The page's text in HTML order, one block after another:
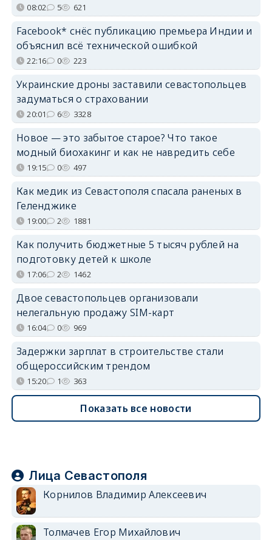
08:02 5 621
Facebook* снёс публикацию премьера Индии и
объяснил всё технической ошибкой
22:16 0 223
Украинские дроны заставили севастопольцев
задуматься о страховании
20:01 6 3328
Новое — это забытое старое? Что такое
модный биохакинг и как не навредить себе
19:15 0 497
Как медик из Севастополя спасала раненых в
Геленджике
19:00 2 1881
Как получить бюджетные 5 тысяч рублей на
подготовку детей к школе
17:06 2 1462
Двое севастопольцев организовали
нелегальную продажу SIM-карт
16:04 0 969
Задержки зарплат в строительстве стали
общероссийским трендом
15:20 1 363
Показать все новости
Лица Севастополя
Корнилов Владимир Алексеевич
Толмачев Егор Михайлович